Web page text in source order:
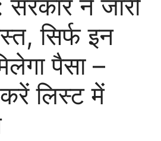
ने जारी
सिर्फ इन
पैसा –
लिस्ट में